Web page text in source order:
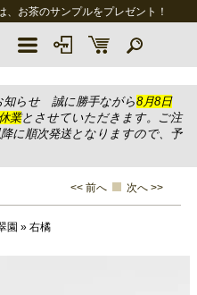
、お茶のサンプルをプレゼント！
知らせ 誠に勝手ながら8月8日
業とさせていただきます。ご注
に順次発送となりますので、予
<< 前へ 次へ >>
園 » 右橘